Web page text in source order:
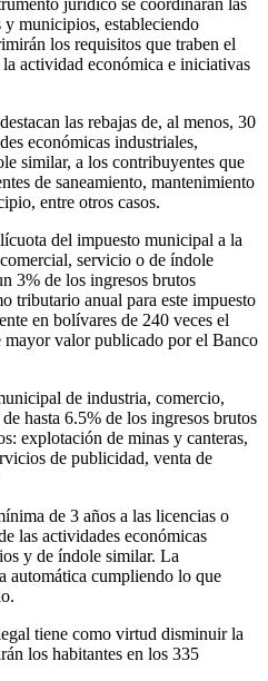
y municipios, estableciendo
los requisitos que traben el
actividad económica e iniciativas
las rebajas de, al menos, 30
económicas industriales,
similar, a los contribuyentes que
de saneamiento, mantenimiento
entre otros casos.
del impuesto municipal a la
servicio o de índole
3% de los ingresos brutos
tributario anual para este impuesto
en bolívares de 240 veces el
mayor valor publicado por el Banco
de industria, comercio,
hasta 6.5% de los ingresos brutos
explotación de minas y canteras,
de publicidad, venta de
de 3 años a las licencias o
las actividades económicas
y de índole similar. La
automática cumpliendo lo que
tiene como virtud disminuir la
los habitantes en los 335